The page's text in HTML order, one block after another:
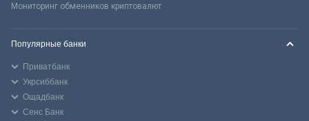
Мониторинг обменников криптовалют
Популярные банки
Приватбанк
Укрсиббанк
Ощадбанк
Сенс Банк